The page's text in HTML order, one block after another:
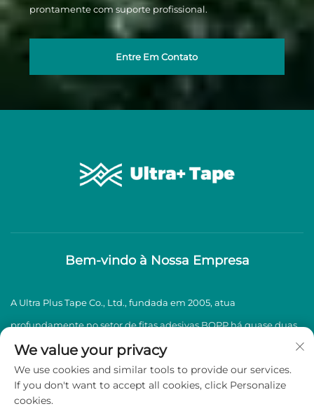
prontamente com suporte profissional.
Entre Em Contato
Bem-vindo à Nossa Empresa
A Ultra Plus Tape Co., Ltd., fundada em 2005, atua
profundamente no setor de fitas adesivas BOPP há quase duas
décadas, especializando-se na produção e venda de fitas
adesivas BOPP de alta qualidade.
We value your privacy
We use cookies and similar tools to provide our services.
If you don't want to accept all cookies, click Personalize
cookies.